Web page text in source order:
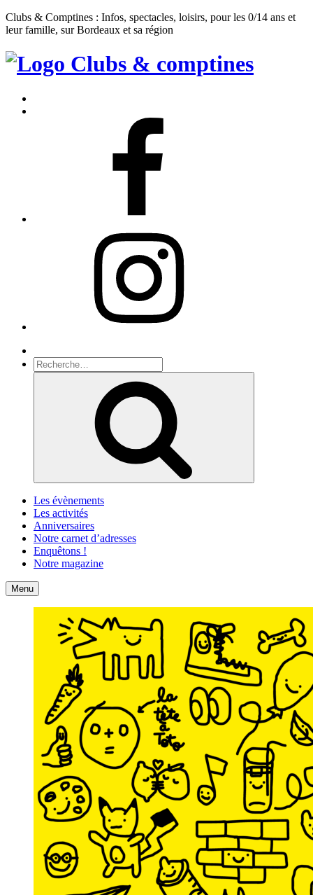
Clubs & Comptines : Infos, spectacles, loisirs, pour les 0/14 ans et
leur famille, sur Bordeaux et sa région
Clubs
Comptines
Recherche
pour
Les évènements
Les activités
Anniversaires
Notre carnet d’adresses
Enquêtons !
Notre magazine
Accueil
Menu Contact